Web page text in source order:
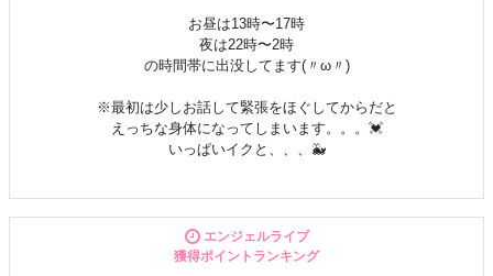
お昼は13時〜17時
夜は22時〜2時
の時間帯に出没してます(〃ω〃)
※最初は少しお話して緊張をほぐしてからだと
えっちな身体になってしまいます。。。💓
いっぱいイクと、、、🐳
２ショについて基本ウェルカムですが
イベント中はなるべくみんなでイチャイチャしたいな、、、
エンジェルライブ
獲得ポイントランキング